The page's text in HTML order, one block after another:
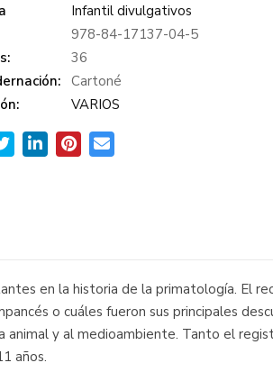
Infantil divulgativos
978-84-17137-04-5
36
Cartoné
VARIOS
en la historia de la primatología. El
o cuáles fueron sus principales
y al medioambiente. Tanto el
años.